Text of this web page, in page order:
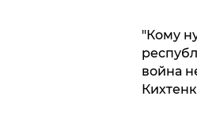
"Кому
война